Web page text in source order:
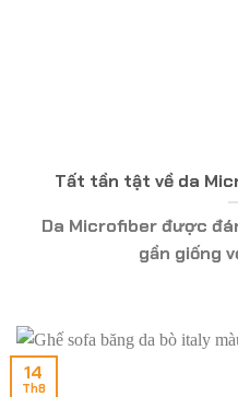
Tất tần tật về da
Da Microfiber được
gần giống
14
Th8